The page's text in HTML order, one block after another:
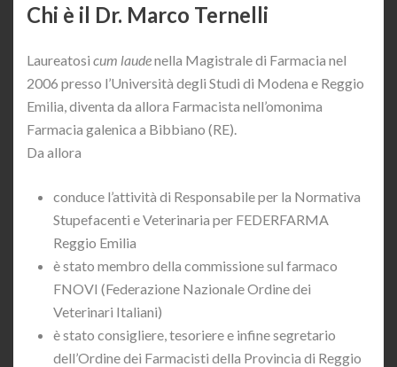
Chi è il Dr. Marco Ternelli
Laureatosi cum laudenella Magistrale di Farmacia nel
2006 presso l’Università degli Studi di Modena e Reggio
Emilia, diventa da allora Farmacista nell’omonima
Farmacia galenica a Bibbiano (RE).
Da allora
conduce l’attività di Responsabile per la Normativa
Stupefacenti e Veterinaria per FEDERFARMA
Reggio Emilia
è stato membro della commissione sul farmaco
FNOVI (Federazione Nazionale Ordine dei
Veterinari Italiani)
è stato consigliere, tesoriere e infine segretario
dell’Ordine dei Farmacisti della Provincia di Reggio